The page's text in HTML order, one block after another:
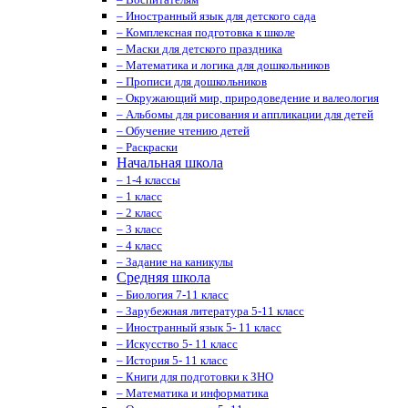
– Иностранный язык для детского сада
– Комплексная подготовка к школе
– Маски для детского праздника
– Математика и логика для дошкольников
– Прописи для дошкольников
– Окружающий мир, природоведение и валеология
– Альбомы для рисования и аппликации для детей
– Обучение чтению детей
– Раскраски
Начальная школа
– 1-4 классы
– 1 класс
– 2 класс
– 3 класс
– 4 класс
– Задание на каникулы
Средняя школа
– Биология 7-11 класс
– Зарубежная литература 5-11 класс
– Иностранный язык 5- 11 класс
– Искусство 5- 11 класс
– История 5- 11 класс
– Книги для подготовки к ЗНО
– Математика и информатика